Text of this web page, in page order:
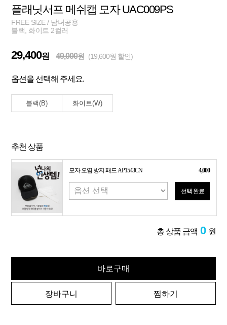
플래닛서프 메쉬캡 모자 UAC009PS
FREE SIZE / 남녀공용
블랙, 화이트 2컬러
29,400원 49,000원 (19,600원 할인)
옵션을 선택해 주세요.
블랙(B) 화이트(W)
추천 상품
모자 오염 방지 패드 AP1543CN 4,000
선택 완료
총 상품 금액 0 원
바로구매
장바구니 찜하기